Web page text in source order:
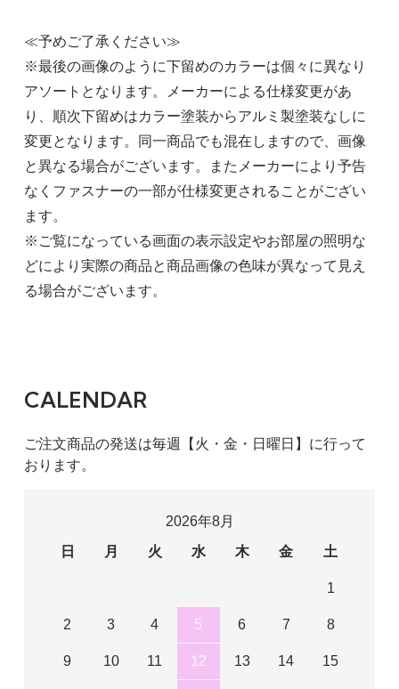
≪予めご了承ください≫
※最後の画像のように下留めのカラーは個々に異なり
アソートとなります。メーカーによる仕様変更があ
り、順次下留めはカラー塗装からアルミ製塗装なしに
変更となります。同一商品でも混在しますので、画像
と異なる場合がございます。またメーカーにより予告
なくファスナーの一部が仕様変更されることがござい
ます。
※ご覧になっている画面の表示設定やお部屋の照明な
どにより実際の商品と商品画像の色味が異なって見え
る場合がございます。
CALENDAR
ご注文商品の発送は毎週【火・金・日曜日】に行って
おります。
2026年8月
日
月 火 水 木 金 土
1
2 3 4 5 6 7 8
9 10 11 12 13 14 15